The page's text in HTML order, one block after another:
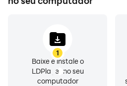
· Saiba mais sobre nós: https://
· Curta-nos no Facebook:
https://www.facebook.com/
· Siga-nos no Instagram:
https://www.instagram.com/
1
Baixe e instale o
LDPlayer no seu
computador